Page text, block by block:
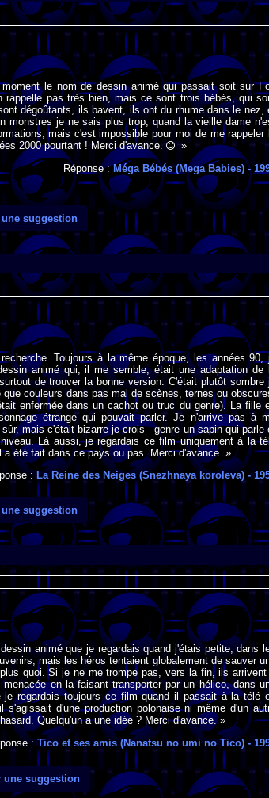
le nom de dessin animé qui passait soit sur
pas très bien, mais ce sont trois bébés, qui
dégoûtants, ils bavent, ils ont du rhume dans le nez,
monstres je ne sais plus trop, quand la vieille dame
mais c'est impossible pour moi de me rappeler
2000 pourtant ! Merci d'avance.
»
Réponse :Méga Bébés (Mega Babies) -
suggestion
Toujours à la même époque, les années 90,
animé qui, il me semble, était une adaptation de
de trouver la bonne version. C'était plutôt sombre
couleurs dans pas mal de scènes, ternes ou
enfermée dans un cachot ou truc du genre). La fille
étrange qui pouvait parler. Je n'arrive pas à
mais c'était bizarre je crois - genre un sapin qui parle
Là aussi, je regardais ce film uniquement à la
été fait dans ce pays ou pas. Merci d'avance. »
:La Reine des Neiges (Snezhnaya koroleva) -
suggestion
animé que je regardais quand j'étais petite, dans
mais les héros tentaient globalement de sauver
quoi. Si je ne me trompe pas, vers la fin, ils
en la faisant transporter par un hélico, dans
regardais toujours ce film quand il passait à la télé
d'une production polonaise ni même d'un
Quelqu'un a une idée ? Merci d'avance. »
:Tico et ses amis (Nanatsu no umi no Tico) -
une suggestion